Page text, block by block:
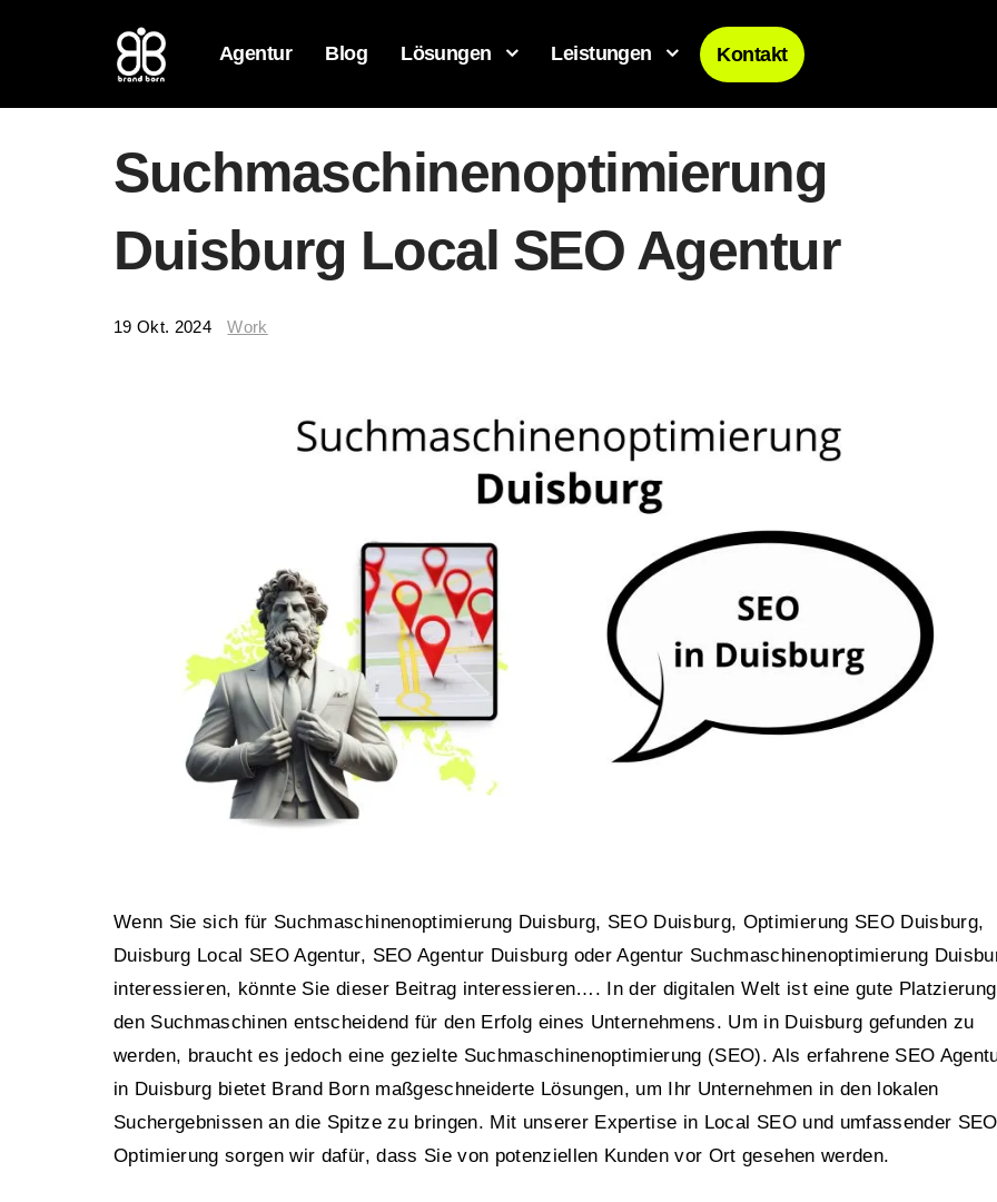
Agentur Blog Lösungen Leistungen Kontakt
Suchmaschinenoptimierung
Duisburg Local SEO Agentur
19 Okt. 2024 Work
Wenn Sie sich für Suchmaschinenoptimierung Duisburg, SEO Duisburg, Optimierung SEO Duisburg,
Duisburg Local SEO Agentur, SEO Agentur Duisburg oder Agentur Suchmaschinenoptimierung
interessieren, könnte Sie dieser Beitrag interessieren…. In der digitalen Welt ist eine gute
den Suchmaschinen entscheidend für den Erfolg eines Unternehmens. Um in Duisburg gefunden zu
werden, braucht es jedoch eine gezielte Suchmaschinenoptimierung (SEO). Als erfahrene SEO
in Duisburg bietet Brand Born maßgeschneiderte Lösungen, um Ihr Unternehmen in den lokalen
Suchergebnissen an die Spitze zu bringen. Mit unserer Expertise in Local SEO und umfassender
Optimierung sorgen wir dafür, dass Sie von potenziellen Kunden vor Ort gesehen werden.